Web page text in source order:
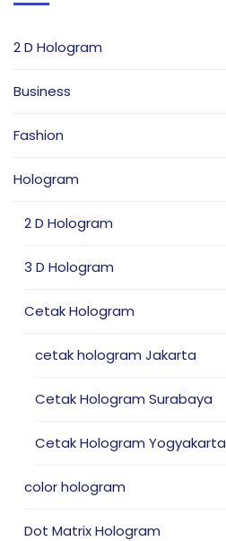
2 D Hologram
Business
Fashion
Hologram
2 D Hologram
3 D Hologram
Cetak Hologram
cetak hologram Jakarta
Cetak Hologram Surabaya
Cetak Hologram Yogyakarta
color hologram
Dot Matrix Hologram